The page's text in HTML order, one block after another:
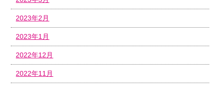
2023年2月
2023年1月
2022年12月
2022年11月